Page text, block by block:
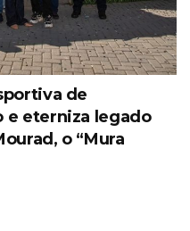
de
e eterniza legado
o “Mura